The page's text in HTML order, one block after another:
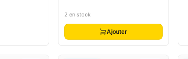
2 en stock
Ajouter